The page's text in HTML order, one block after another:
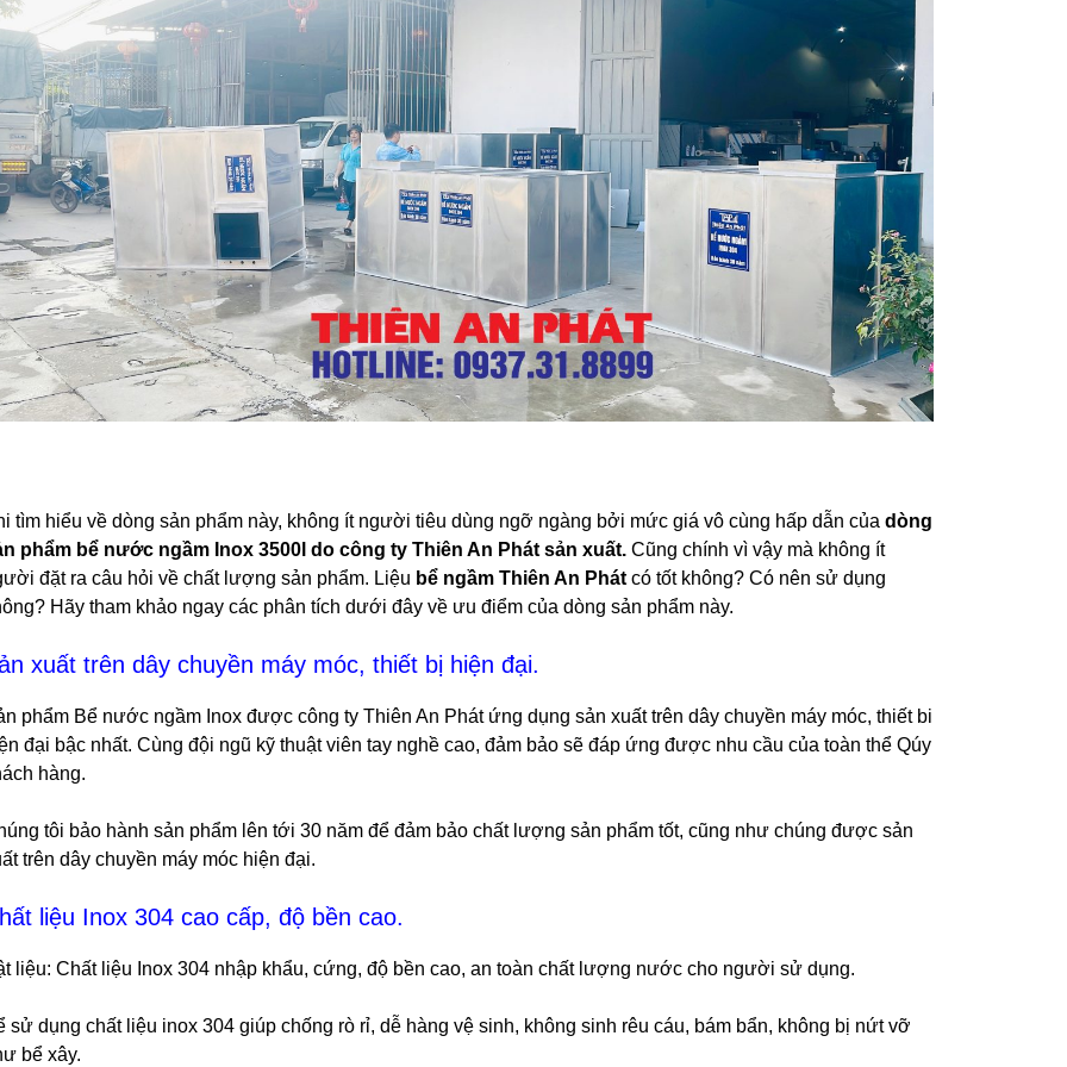
tìm hiểu về dòng sản phẩm này, không ít người tiêu dùng ngỡ ngàng bởi mức giá vô cùng hấp dẫn của dòng
phẩm bể nước ngầm Inox 3500l do công ty Thiên An Phát sản xuất. Cũng chính vì vậy mà không ít
đặt ra câu hỏi về chất lượng sản phẩm. Liệu bể ngầm Thiên An Phát có tốt không? Có nên sử dụng
Hãy tham khảo ngay các phân tích dưới đây về ưu điểm của dòng sản phẩm này.
xuất trên dây chuyền máy móc, thiết bị hiện đại.
phẩm Bể nước ngầm Inox được công ty Thiên An Phát ứng dụng sản xuất trên dây chuyền máy móc, thiết bi
đại bậc nhất. Cùng đội ngũ kỹ thuật viên tay nghề cao, đảm bảo sẽ đáp ứng được nhu cầu của toàn thể Qúy
hàng.
tôi bảo hành sản phẩm lên tới 30 năm để đảm bảo chất lượng sản phẩm tốt, cũng như chúng được sản
trên dây chuyền máy móc hiện đại.
liệu Inox 304 cao cấp, độ bền cao.
liệu: Chất liệu Inox 304 nhập khẩu, cứng, độ bền cao, an toàn chất lượng nước cho người sử dụng.
sử dụng chất liệu inox 304 giúp chống rò rỉ, dễ hàng vệ sinh, không sinh rêu cáu, bám bẩn, không bị nứt vỡ
bể xây.